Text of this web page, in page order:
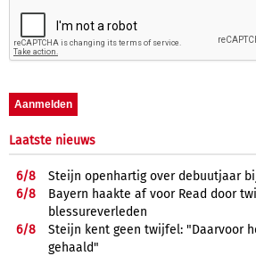
Laatste nieuws
6/8
Steijn openhartig over debuutjaar
6/8
Bayern haakte af voor Read door
blessureverleden
6/8
Steijn kent geen twijfel: "Daarvoor
gehaald"